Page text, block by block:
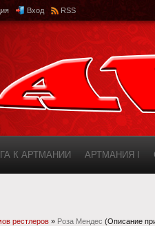
Вход RSS
К АРТМАНИИ АРТМАНИЯ I
рестлеров » Роза Мендес (Описание